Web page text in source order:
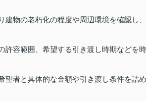
建物の老朽化の程度や周辺環境を確認し、
許容範囲、希望する引き渡し時期などを時
望者と具体的な金額や引き渡し条件を詰め